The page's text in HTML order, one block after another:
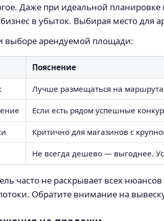
Даже при идеальной
в убыток. Выбирая место
выборе арендуемой площади:
Пояснение
Лучше размещаться на
Если есть рядом успешные
Критично для магазинов с
Не всегда дешево — выгоднее.
часто не раскрывает всех
Обратите внимание на